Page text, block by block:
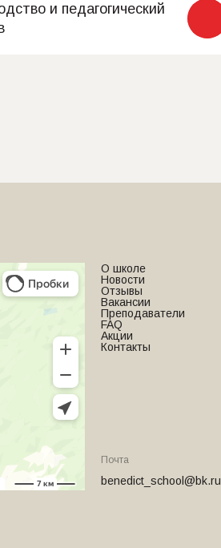
и педагогический
О школе
Новости
Отзывы
Вакансии
Преподаватели
FAQ
Акции
Контакты
Почта
benedict_school@bk.ru